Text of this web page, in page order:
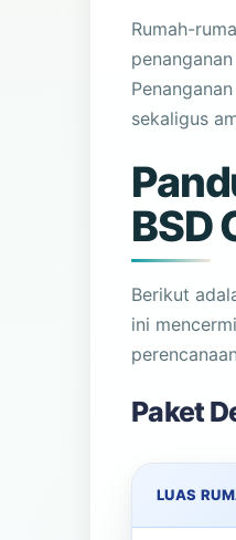
Rumah-
sekaligus
BSD
Berikut
ini
Paket
LUAS